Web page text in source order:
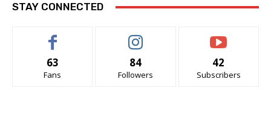
STAY CONNECTED
63
Fans
84
Followers
42
Subscribers